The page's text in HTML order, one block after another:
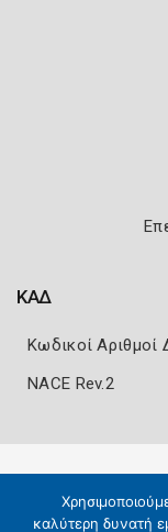
ΚΑΔ
Κωδικοί Αριθμοί
NACE Rev.2
καλύτερη δυνατή